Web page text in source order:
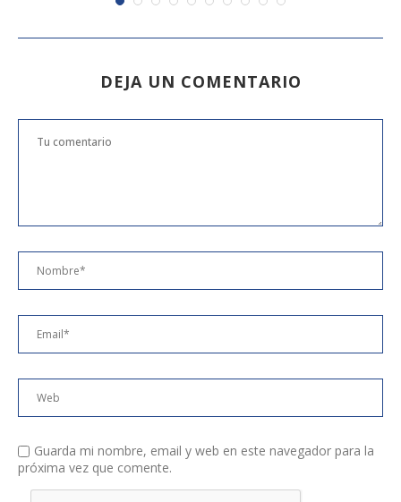
DEJA UN COMENTARIO
Guarda mi nombre, email y web en este navegador para la
próxima vez que comente.